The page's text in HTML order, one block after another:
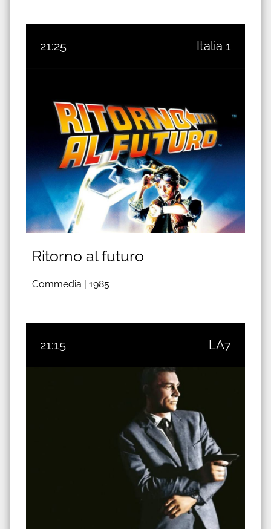
21:25 Italia 1
Ritorno al futuro
Commedia | 1985
21:15 LA7